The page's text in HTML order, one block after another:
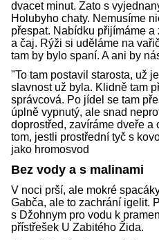
dvacet minut. Zato s
Holubyho chaty. Nemusíme
přespat. Nabídku přijímáme
a čaj. Rýži si uděláme na
tam by bylo spaní. A ani by
"To tam postavil starosta, už
slavnost už byla. Klidně tam
správcová. Po jídel se tam
úplně vypnutý, ale snad
doprostřed, zavíráme dveře
tom, jestli prostřední tyč s
jako hromosvod
Bez vody a s malinami
V noci prší, ale mokré
Gabča, ale to zachrání igelit.
s Džohnym pro vodu k
přístřešek U Zabitého Žida.